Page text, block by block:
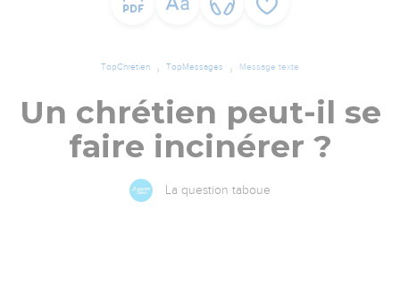
TopChrétien TopMessages Message texte
Un chrétien peut-il se
faire incinérer ?
La question taboue